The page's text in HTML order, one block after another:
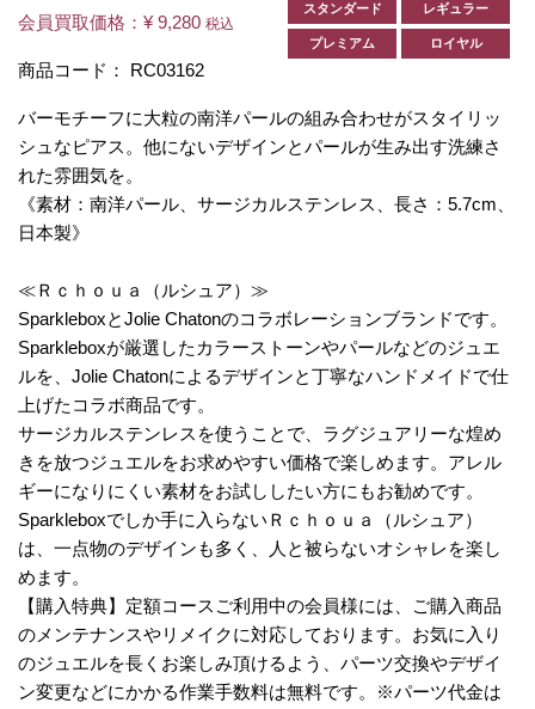
会員買取価格： ¥ 9,280 税込
商品コード： RC03162
スタンダード レギュラー
プレミアム ロイヤル
バーモチーフに大粒の南洋パールの組み合わせがスタイリッ
シュなピアス。他にないデザインとパールが生み出す洗練さ
れた雰囲気を。
《素材：南洋パール、サージカルステンレス、長さ：5.7cm、
日本製》
≪Ｒｃｈｏｕａ（ルシュア）≫
SparkleboxとJolie Chatonのコラボレーションブランドです。
Sparkleboxが厳選したカラーストーンやパールなどのジュエ
ルを、Jolie Chatonによるデザインと丁寧なハンドメイドで仕
上げたコラボ商品です。
サージカルステンレスを使うことで、ラグジュアリーな煌め
きを放つジュエルをお求めやすい価格で楽しめます。アレル
ギーになりにくい素材をお試ししたい方にもお勧めです。
Sparkleboxでしか手に入らないＲｃｈｏｕａ（ルシュア）
は、一点物のデザインも多く、人と被らないオシャレを楽し
めます。
【購入特典】定額コースご利用中の会員様には、ご購入商品
のメンテナンスやリメイクに対応しております。お気に入り
のジュエルを長くお楽しみ頂けるよう、パーツ交換やデザイ
ン変更などにかかる作業手数料は無料です。※パーツ代金は